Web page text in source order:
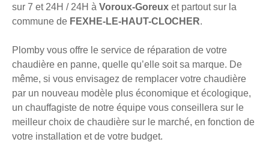
sur 7 et 24H / 24H à Voroux-Goreux et partout sur la
commune de FEXHE-LE-HAUT-CLOCHER.
Plomby vous offre le service de réparation de votre
chaudière en panne, quelle qu’elle soit sa marque. De
même, si vous envisagez de remplacer votre chaudière
par un nouveau modèle plus économique et écologique,
un chauffagiste de notre équipe vous conseillera sur le
meilleur choix de chaudière sur le marché, en fonction de
votre installation et de votre budget.